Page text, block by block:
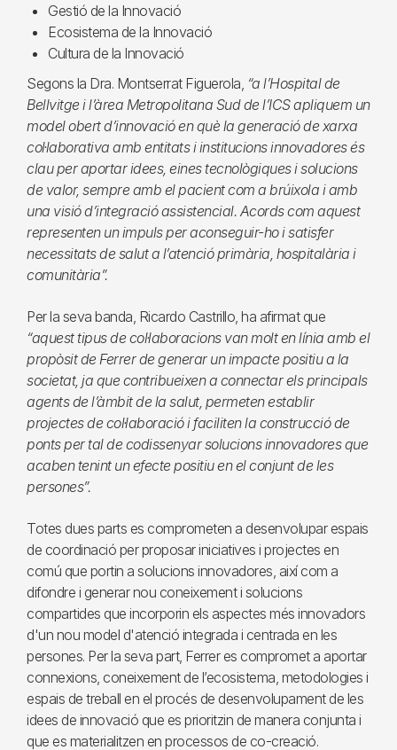
Gestió de la Innovació
Ecosistema de la Innovació
Cultura de la Innovació
Segons la Dra. Montserrat Figuerola, “a l’Hospital de
Bellvitge i l’àrea Metropolitana Sud de l’ICS apliquem un
model obert d’innovació en què la generació de xarxa
col·laborativa amb entitats i institucions innovadores és
clau per aportar idees, eines tecnològiques i solucions
de valor, sempre amb el pacient com a brúixola i amb
una visió d’integració assistencial. Acords com aquest
representen un impuls per aconseguir-ho i satisfer
necessitats de salut a l’atenció primària, hospitalària i
comunitària”.
Per la seva banda, Ricardo Castrillo, ha afirmat que
“aquest tipus de col·laboracions van molt en línia amb el
propòsit de Ferrer de generar un impacte positiu a la
societat, ja que contribueixen a connectar els principals
agents de l’àmbit de la salut, permeten establir
projectes de col·laboració i faciliten la construcció de
ponts per tal de codissenyar solucions innovadores que
acaben tenint un efecte positiu en el conjunt de les
persones”.
Totes dues parts es comprometen a desenvolupar espais
de coordinació per proposar iniciatives i projectes en
comú que portin a solucions innovadores, així com a
difondre i generar nou coneixement i solucions
compartides que incorporin els aspectes més innovadors
d'un nou model d'atenció integrada i centrada en les
persones. Per la seva part, Ferrer es compromet a aportar
connexions, coneixement de l’ecosistema, metodologies i
espais de treball en el procés de desenvolupament de les
idees de innovació que es prioritzin de manera conjunta i
que es materialitzen en processos de co-creació.